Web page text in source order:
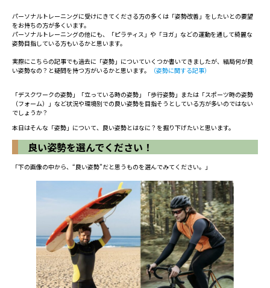
パーソナルトレーニングに受けにきてくださる方の多くは「姿勢改善」をしたいとの要望
をお持ちの方が多くいます。
パーソナルトレーニングの他にも、「ピラティス」や「ヨガ」などの運動を通して綺麗な
姿勢目指している方もいるかと思います。
実際にこちらの記事でも過去に「姿勢」についていくつか書いてきましたが、結局何が良
い姿勢なの？と疑問を持つ方がいるかと思います。
（姿勢に関する記事）
「デスクワークの姿勢」「立っている時の姿勢」「歩行姿勢」または「スポーツ時の姿勢
（フォーム）」など状況や環境別での良い姿勢を目指そうとしている方が多いのではない
でしょうか？
本日はそんな「姿勢」について、良い姿勢とはなに？を掘り下げたいと思います。
良い姿勢を選んでください！
「下の画像の中から、“良い姿勢”だと思うものを選んでみてください。」